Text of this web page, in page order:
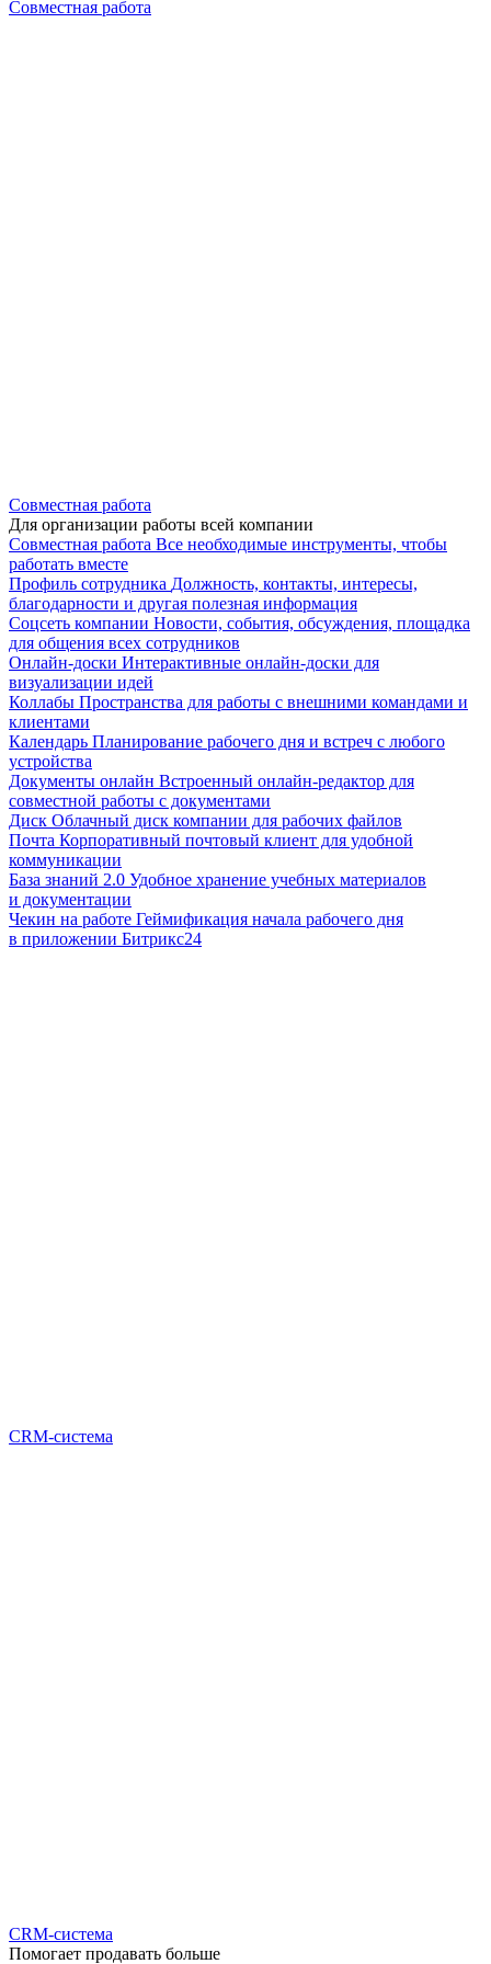
Совместная работа
Совместная работа
Для организации работы всей компании
Совместная работа Все необходимые инструменты, чтобы
работать вместе
Профиль сотрудника Должность, контакты, интересы,
благодарности и другая полезная информация
Соцсеть компании Новости, события, обсуждения, площадка
для общения всех сотрудников
Онлайн-доски Интерактивные онлайн-доски для
визуализации идей
Коллабы Пространства для работы с внешними командами и
клиентами
Календарь Планирование рабочего дня и встреч с любого
устройства
Документы онлайн Встроенный онлайн-редактор для
совместной работы с документами
Диск Облачный диск компании для рабочих файлов
Почта Корпоративный почтовый клиент для удобной
коммуникации
База знаний 2.0 Удобное хранение учебных материалов
и документации
Чекин на работе Геймификация начала рабочего дня
в приложении Битрикс24
CRM-система
CRM-система
Помогает продавать больше